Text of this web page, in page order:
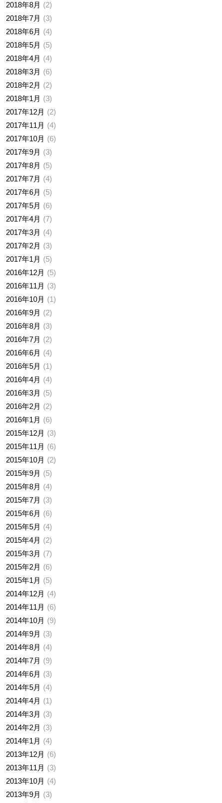
2018年8月
2
2018年7月
3
2018年6月
4
2018年5月
5
2018年4月
4
2018年3月
6
2018年2月
2
2018年1月
3
2017年12月
2
2017年11月
4
2017年10月
6
2017年9月
3
2017年8月
5
2017年7月
4
2017年6月
5
2017年5月
6
2017年4月
7
2017年3月
4
2017年2月
3
2017年1月
5
2016年12月
5
2016年11月
3
2016年10月
1
2016年9月
2
2016年8月
3
2016年7月
2
2016年6月
4
2016年5月
1
2016年4月
4
2016年3月
5
2016年2月
2
2016年1月
6
2015年12月
3
2015年11月
6
2015年10月
2
2015年9月
5
2015年8月
4
2015年7月
3
2015年6月
6
2015年5月
4
2015年4月
2
2015年3月
7
2015年2月
6
2015年1月
5
2014年12月
4
2014年11月
6
2014年10月
9
2014年9月
3
2014年8月
4
2014年7月
9
2014年6月
3
2014年5月
4
2014年4月
1
2014年3月
3
2014年2月
3
2014年1月
4
2013年12月
6
2013年11月
3
2013年10月
4
2013年9月
3